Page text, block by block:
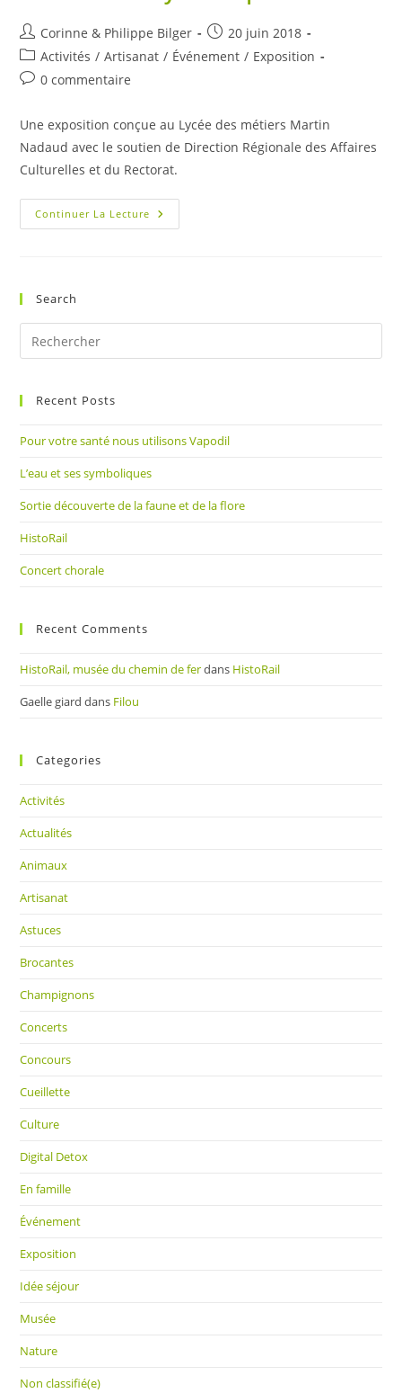
Auteur/autrice
de
la
publication :
Corinne & Philippe Bilger
Publication
publiée :
20 juin 2018
Post
category:
Activités / Artisanat / Événement / Exposition
Commentaires
la
publication :
0 commentaire
Une exposition conçue au Lycée des métiers Martin
Nadaud avec le soutien de Direction Régionale des Affaires
Culturelles et du Rectorat.
Continuer La Lecture L’eau
Et
Search
Recent Posts
Pour votre santé nous utilisons Vapodil
L’eau et ses symboliques
Sortie découverte de la faune et de la flore
HistoRail
Concert chorale
Recent Comments
HistoRail, musée du chemin de ferdans HistoRail
Gaelle giard dans Filou
Categories
Activités
Actualités
Animaux
Artisanat
Astuces
Brocantes
Champignons
Concerts
Concours
Cueillette
Culture
Digital Detox
En famille
Événement
Exposition
Idée séjour
Musée
Nature
Non classifié(e)